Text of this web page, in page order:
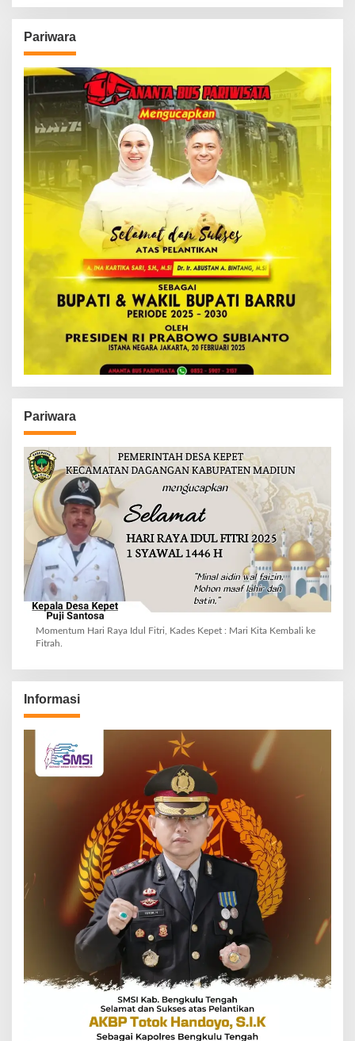
Pariwara
Pariwara
Momentum Hari Raya Idul Fitri, Kades Kepet : Mari Kita Kembali ke
Fitrah.
Informasi